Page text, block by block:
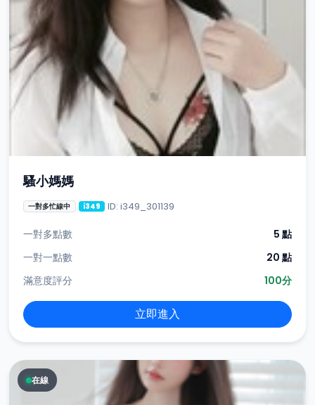
騷小媽媽
一對多忙線中 i349 ID: i349_301139
一對多點數
5 點
一對一點數
20 點
滿意度評分
100分
立即進入
在線